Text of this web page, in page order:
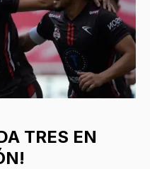
TRES EN